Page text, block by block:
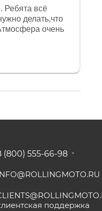
Ребята всё
делать,что
очень
и
(800) 555-66-98
поддержка